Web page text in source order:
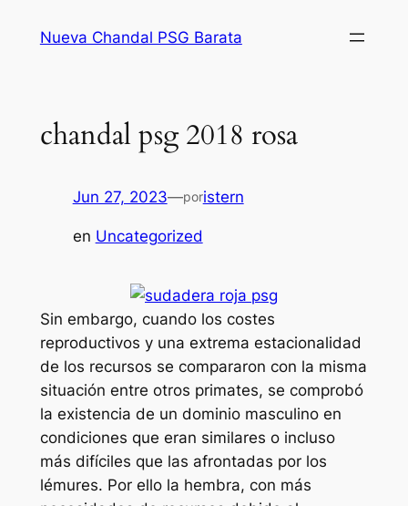
Nueva Chandal PSG Barata
chandal psg 2018 rosa
Jun 27, 2023—poristern
en Uncategorized
Sin embargo, cuando los costes
reproductivos y una extrema estacionalidad
de los recursos se compararon con la misma
situación entre otros primates, se comprobó
la existencia de un dominio masculino en
condiciones que eran similares o incluso
más difíciles que las afrontadas por los
lémures. Por ello la hembra, con más